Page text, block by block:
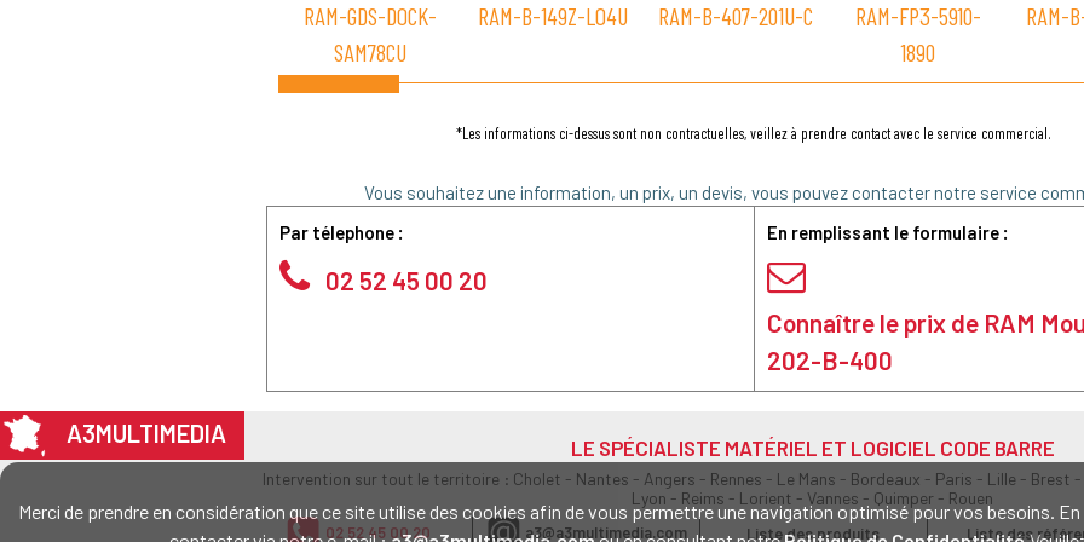
Merci de prendre en considération que ce site utilise des cookies afin de vous permettre une navigation optimisé pour vos besoins.
RAM-GDS-DOCK-
SAM78CU
RAM-B-149Z-LO4U
RAM-B-407-201U-C
RAM-FP3-5910-
1890
RAM-
*Les informations ci-dessus sont non contractuelles, veillez à prendre contact avec le service commercial.
Vous souhaitez une information, un prix, un devis, vous pouvez contacter notre service
Par télephone :
02 52 45 00 20
En remplissant le formulaire :
Connaître le prix de RAM
202-B-400
A3MULTIMEDIA LE SPÉCIALISTE MATÉRIEL ET LOGICIEL CODE BARRE
Intervention sur tout le territoire : Cholet - Nantes - Angers - Rennes - Le Mans - Bordeaux - Paris - Lille - Brest
Lyon - Reims - Lorient - Vannes - Quimper - Rouen
02 52 45 00 20 a3@a3multimedia.com Liste des produits Liste des